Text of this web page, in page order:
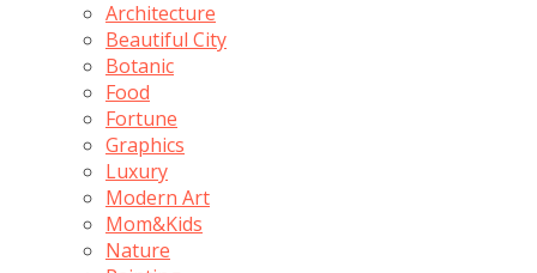
Architecture
Beautiful City
Botanic
Food
Fortune
Graphics
Luxury
Modern Art
Mom&Kids
Nature